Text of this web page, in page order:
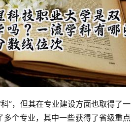
多个专业，其中一些获得了省级重点